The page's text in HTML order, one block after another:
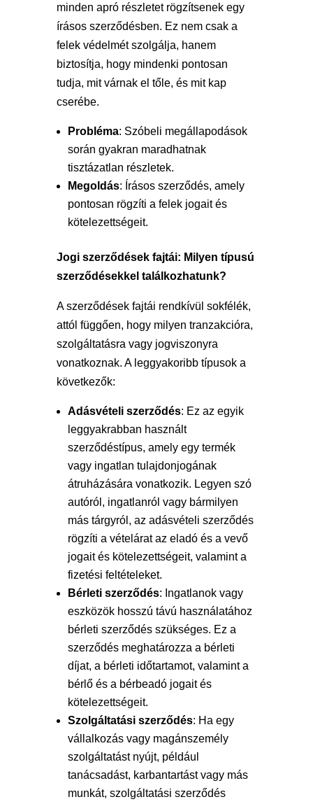
minden apró részletet rögzítsenek egy
írásos szerződésben. Ez nem csak a
felek védelmét szolgálja, hanem
biztosítja, hogy mindenki pontosan
tudja, mit várnak el tőle, és mit kap
cserébe.
Probléma: Szóbeli megállapodások
során gyakran maradhatnak
tisztázatlan részletek.
Megoldás: Írásos szerződés, amely
pontosan rögzíti a felek jogait és
kötelezettségeit.
Jogi szerződések fajtái: Milyen típusú
szerződésekkel találkozhatunk?
A szerződések fajtái rendkívül sokfélék,
attól függően, hogy milyen tranzakcióra,
szolgáltatásra vagy jogviszonyra
vonatkoznak. A leggyakoribb típusok a
következők:
Adásvételi szerződés: Ez az egyik
leggyakrabban használt
szerződéstípus, amely egy termék
vagy ingatlan tulajdonjogának
átruházására vonatkozik. Legyen szó
autóról, ingatlanról vagy bármilyen
más tárgyról, az adásvételi szerződés
rögzíti a vételárat az eladó és a vevő
jogait és kötelezettségeit, valamint a
fizetési feltételeket.
Bérleti szerződés: Ingatlanok vagy
eszközök hosszú távú használatához
bérleti szerződés szükséges. Ez a
szerződés meghatározza a bérleti
díjat, a bérleti időtartamot, valamint a
bérlő és a bérbeadó jogait és
kötelezettségeit.
Szolgáltatási szerződés: Ha egy
vállalkozás vagy magánszemély
szolgáltatást nyújt, például
tanácsadást, karbantartást vagy más
munkát, szolgáltatási szerződés